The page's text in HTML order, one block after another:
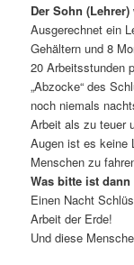
Der Sohn
Ausgerechnet ein
Gehältern und 8
20 Arbeitsstunden
„Abzocke“ des
noch niemals
Arbeit als zu teuer
Augen ist es keine
Menschen zu
Was bitte ist
Einen Nacht
Arbeit der Erde!
Und diese